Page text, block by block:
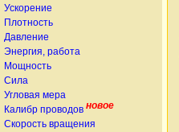
Ускорение
Плотность
Давление
Энергия, работа
Мощность
Сила
Угловая мера
Калибр проводов новое
Скорость вращения